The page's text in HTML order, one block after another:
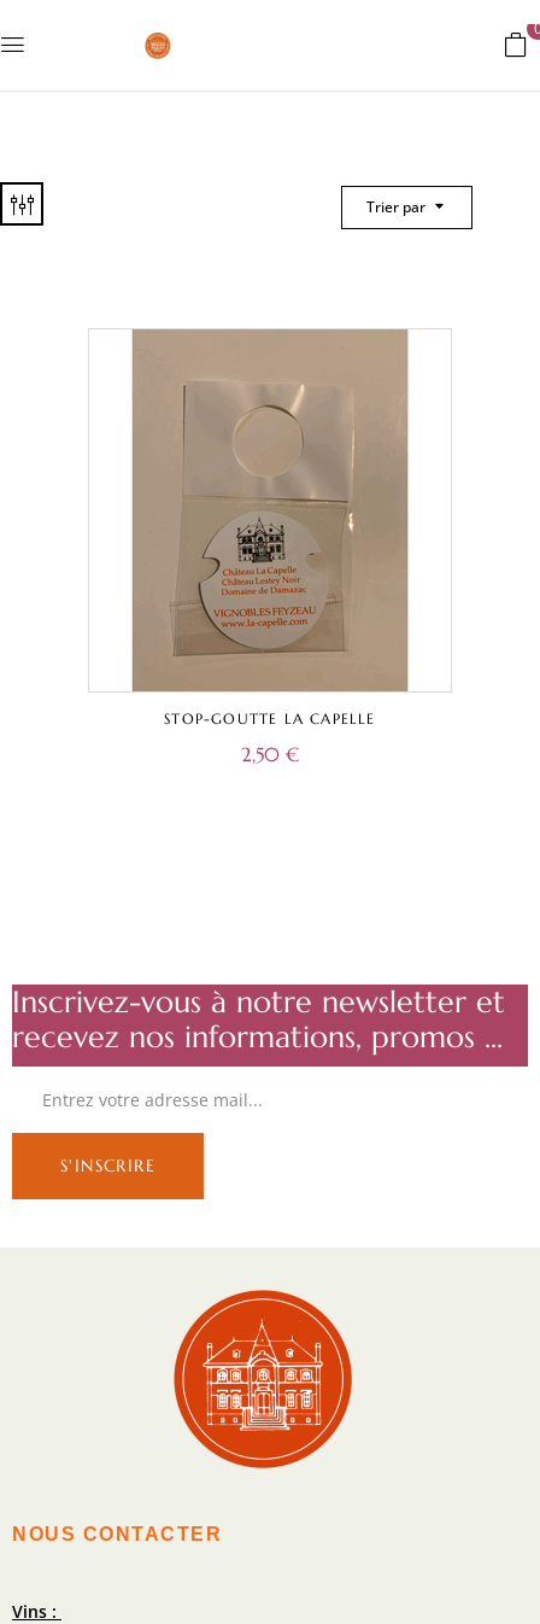
Trier par
STOP-GOUTTE LA CAPELLE
2,50 €
Inscrivez-vous à notre newsletter et
recevez nos informations, promos ...
NOUS CONTACTER
Vins :